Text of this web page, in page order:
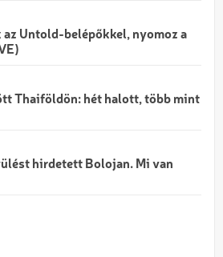
Untold-belépőkkel, nyomoz a
Thaiföldön: hét halott, több mint
hirdetett Bolojan. Mi van